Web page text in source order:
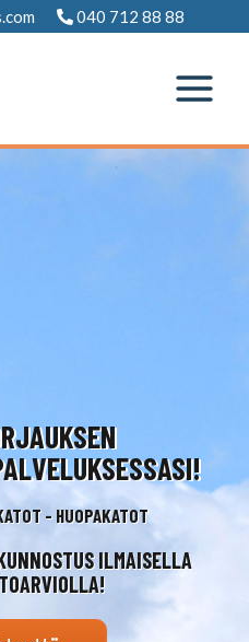
040 712 88 88
- HUOPAKATOT
ILMAISELLA